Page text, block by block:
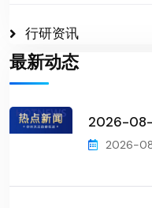
行研资讯
最新动态
2026-08-
2026-